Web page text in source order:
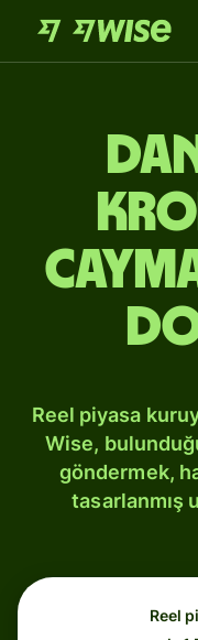
Reel piyasa
Wise,
göndermek,
tasarlanmış
Reel